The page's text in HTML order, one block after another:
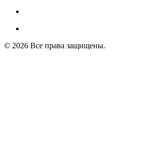
© 2026 Все права защищены.